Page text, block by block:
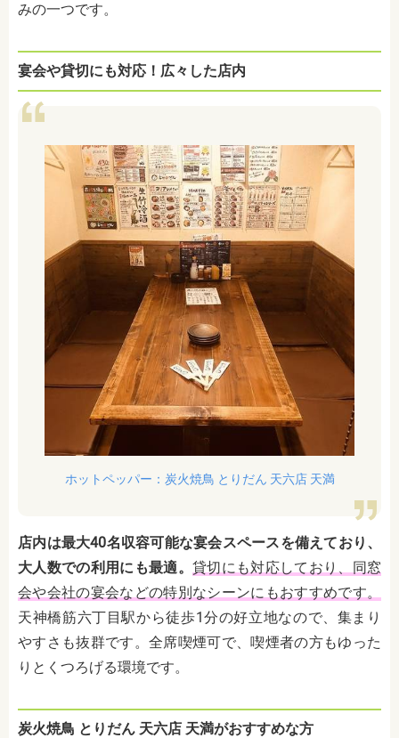
みの一つです。
宴会や貸切にも対応！広々した店内
ホットペッパー：炭火焼鳥 とりだん 天六店 天満
店内は最大40名収容可能な宴会スペースを備えており、
大人数での利用にも最適。 貸切にも対応しており、同窓
会や会社の宴会などの特別なシーンにもおすすめです。
天神橋筋六丁目駅から徒歩1分の好立地なので、集まり
やすさも抜群です。全席喫煙可で、喫煙者の方もゆった
りとくつろげる環境です。
炭火焼鳥 とりだん 天六店 天満がおすすめな方